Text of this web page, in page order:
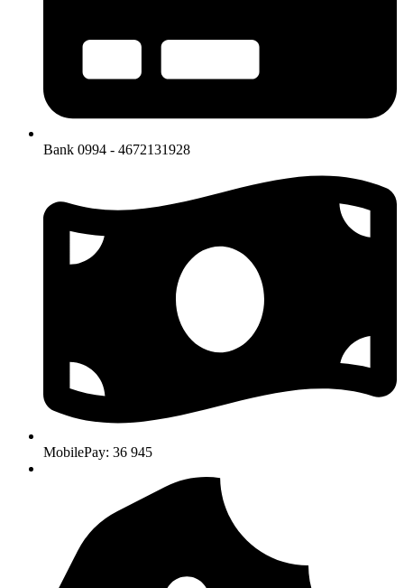
Bank 0994 - 4672131928
MobilePay: 36 945